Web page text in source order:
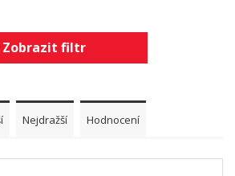
Zobrazit filtr
Nejdražší Hodnocení